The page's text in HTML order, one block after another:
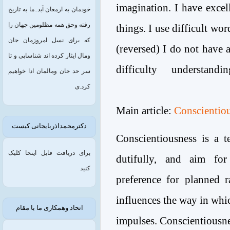
خودمان به ارمغان آید..ما به تاریخ
رفته وحق همه مظلومین جهان را
که برای نسل امروزمان جان
ومال ایثار کرده اند شناساپی و تا
سر حد جان ومالمان ادا خواهیم
کرد.ی
دکترمحمداذربایجانی کیست
برای دریافت فایل اینجا کلیک
کنید
اتحاد وهمکاری ما با مقام
imagination. I have
things. I use difficult
(reversed) I do not have
difficulty
Main article:
Conscientiousness is a
dutifully, and aim for
preference for planned
influences the way in
impulses.